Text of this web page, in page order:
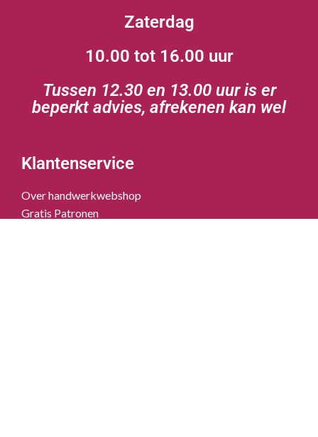
Zaterdag
10.00 tot 16.00 uur
Tussen 12.30 en 13.00 uur is er
beperkt advies, afrekenen kan wel
Klantenservice
Over handwerkwebshop
Gratis Patronen